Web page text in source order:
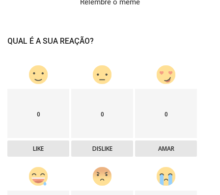
Relembre o meme
QUAL É A SUA REAÇÃO?
0
LIKE
0
DISLIKE
0
AMAR